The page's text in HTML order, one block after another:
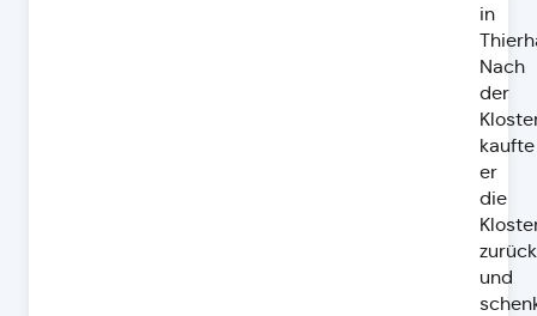
in
Nach
der
kaufte
er
die
zurück
und